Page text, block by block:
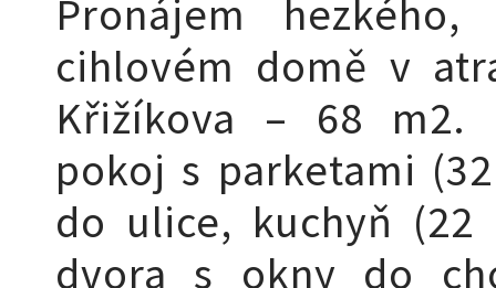
Pronájem
cihlovém domě v
Křižíkova – 68 m2.
pokoj s parketami
do ulice, kuchyň
dvora s okny do